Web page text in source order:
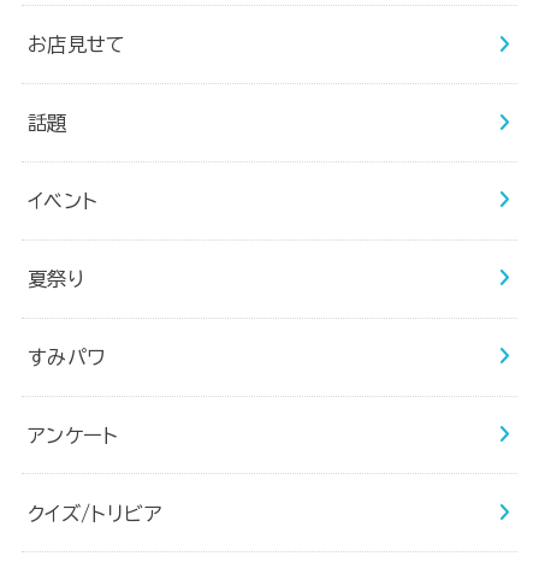
お店見せて
話題
イベント
夏祭り
すみパワ
アンケート
クイズ/トリビア